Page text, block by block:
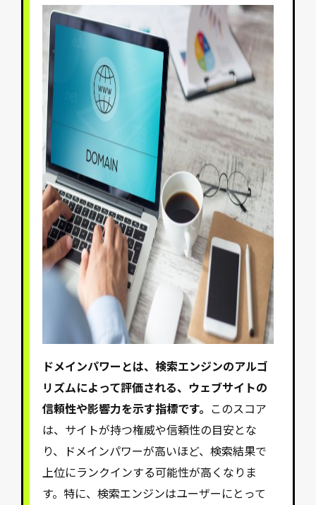
ドメインパワーとは、検索エンジンのアルゴ
リズムによって評価される、ウェブサイトの
信頼性や影響力を示す指標です。 このスコア
は、サイトが持つ権威や信頼性の目安とな
り、ドメインパワーが高いほど、検索結果で
上位にランクインする可能性が高くなりま
す。特に、検索エンジンはユーザーにとって